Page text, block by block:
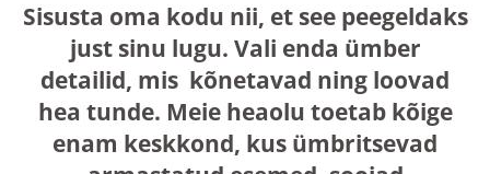
Sisusta oma kodu nii, et see peegeldaks
just sinu lugu. Vali enda ümber
detailid, mis kõnetavad ning loovad
hea tunde. Meie heaolu toetab kõige
enam keskkond, kus ümbritsevad